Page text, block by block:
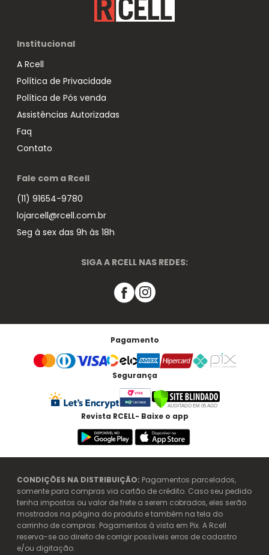
Institucional
A Rcell
Política de Privacidade
Política de Pós venda
Assistências Autorizadas
Faq
Contato
Fale com a Rcell
(11) 91654-9780
lojarcell@rcell.com.br
Seg à sex das 9h às 18h
SIGA A RCELL NAS REDES:
Pagamento
Segurança
Revista RCELL- Baixe o app
CONDIÇÕES NA DISTRIBUIÇÃO: Pagamentos parcelados,
somente para compras via cartão de crédito. Caso seu pedido
tenha impostos ou valor de frete a serem cobrados, eles serão
mostrados na página do produto e também na tela do
carrinho de compras. Pagamentos à vista em Pix. A Rcell
reserva-se ao direito de corrigir possíveis erros de cadastro
e/ou digitação.